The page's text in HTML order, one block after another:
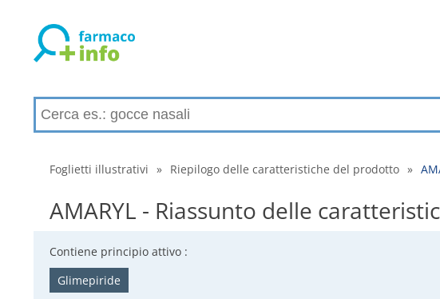
Foglietti illustrativi » Riepilogo delle caratteristiche del prodotto »
AMARYL - Riassunto delle
Contiene principio attivo :
Glimepiride